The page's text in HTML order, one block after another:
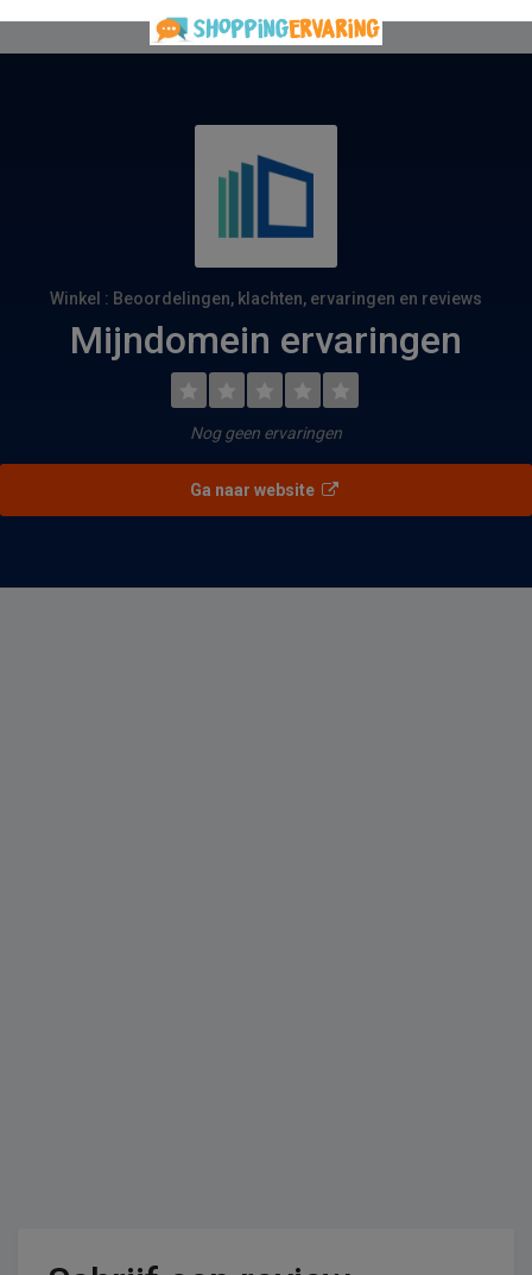
Winkel : Beoordelingen, klachten, ervaringen en reviews
Mijndomein ervaringen
Nog geen ervaringen
Ga naar website